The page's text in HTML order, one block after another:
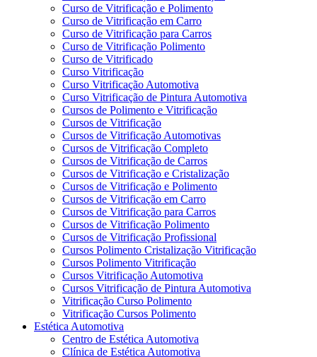
Curso de Vitrificação e Polimento
Curso de Vitrificação em Carro
Curso de Vitrificação para Carros
Curso de Vitrificação Polimento
Curso de Vitrificado
Curso Vitrificação
Curso Vitrificação Automotiva
Curso Vitrificação de Pintura Automotiva
Cursos de Polimento e Vitrificação
Cursos de Vitrificação
Cursos de Vitrificação Automotivas
Cursos de Vitrificação Completo
Cursos de Vitrificação de Carros
Cursos de Vitrificação e Cristalização
Cursos de Vitrificação e Polimento
Cursos de Vitrificação em Carro
Cursos de Vitrificação para Carros
Cursos de Vitrificação Polimento
Cursos de Vitrificação Profissional
Cursos Polimento Cristalização Vitrificação
Cursos Polimento Vitrificação
Cursos Vitrificação Automotiva
Cursos Vitrificação de Pintura Automotiva
Vitrificação Curso Polimento
Vitrificação Cursos Polimento
Estética Automotiva
Centro de Estética Automotiva
Clínica de Estética Automotiva